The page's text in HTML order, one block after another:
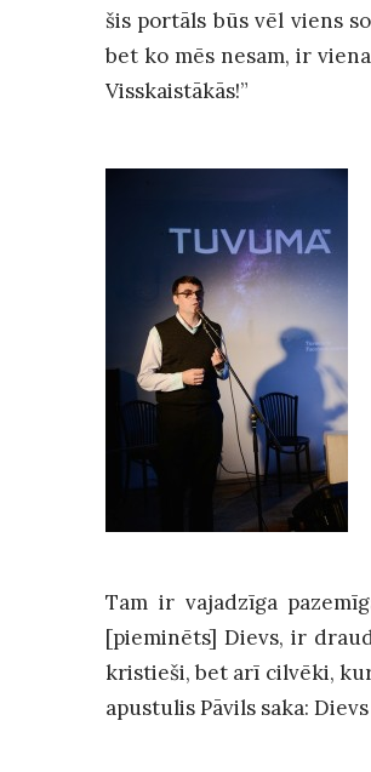
šis portāls būs vēl viens
bet ko mēs nesam, ir
Visskaistākās!”
Tam ir vajadzīga
[pieminēts] Dievs, ir
kristieši, bet arī cilvēki,
apustulis Pāvils saka: